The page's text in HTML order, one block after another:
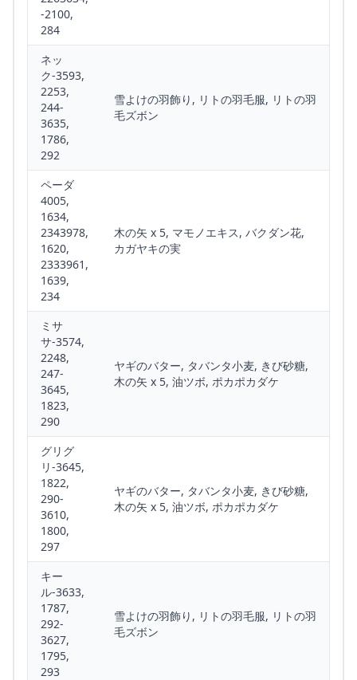
-2100,
284
ネッ
ク-3593,
2253,
244-
3635,
1786,
292
雪よけの羽飾り, リトの羽毛服, リトの羽
毛ズボン
ペーダ
4005,
1634,
2343978,
1620,
2333961,
1639,
234
木の矢 x 5, マモノエキス, バクダン花,
カガヤキの実
ミサ
サ-3574,
2248,
247-
3645,
1823,
290
ヤギのバター, タバンタ小麦, きび砂糖,
木の矢 x 5, 油ツボ, ポカポカダケ
グリグ
リ-3645,
1822,
290-
3610,
1800,
297
ヤギのバター, タバンタ小麦, きび砂糖,
木の矢 x 5, 油ツボ, ポカポカダケ
キー
ル-3633,
1787,
292-
3627,
1795,
293
雪よけの羽飾り, リトの羽毛服, リトの羽
毛ズボン